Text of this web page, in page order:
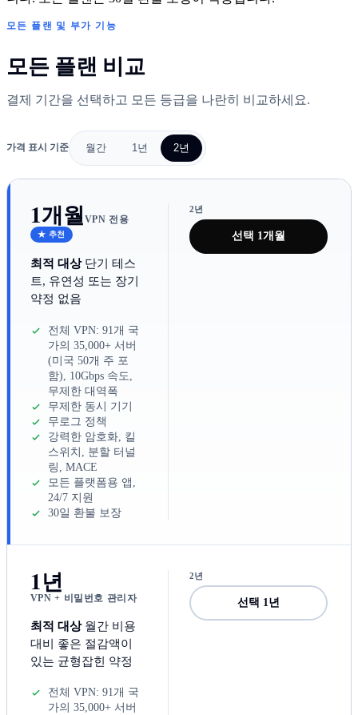
모든 플랜 및 부가 기능
모든 플랜 비교
결제 기간을 선택하고 모든 등급을 나란히 비교하세요.
가격 표시 기준 월간 1년 2년
1개월VPN 전용
★ 추천
최적 대상단기 테스
트, 유연성 또는 장기
약정 없음
전체 VPN: 91개 국
가의 35,000+ 서버
(미국 50개 주 포
함), 10Gbps 속도,
무제한 대역폭
무제한 동시 기기
무로그 정책
강력한 암호화, 킬
스위치, 분할 터널
링, MACE
모든 플랫폼용 앱,
24/7 지원
30일 환불 보장
2년
선택 1개월
1년
VPN + 비밀번호 관리자
최적 대상월간 비용
대비 좋은 절감액이
있는 균형잡힌 약정
전체 VPN: 91개 국
가의 35,000+ 서버
2년
선택 1년